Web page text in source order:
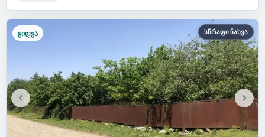
ყიდვა სწრაფი ნახვა